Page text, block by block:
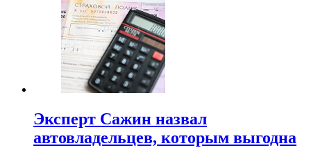
Эксперт Сажин назвал
автовладельцев, которым выгодна